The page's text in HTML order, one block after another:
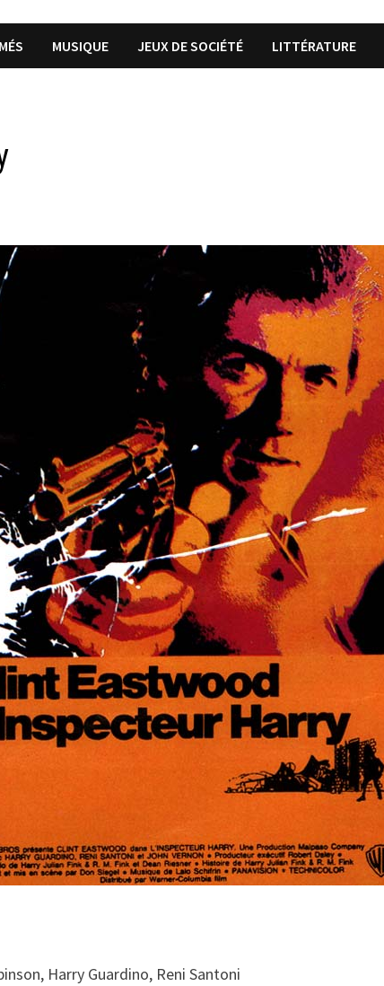
MUSIQUE JEUX DE SOCIÉTÉ LITTÉRATURE
Harry Guardino, Reni Santoni